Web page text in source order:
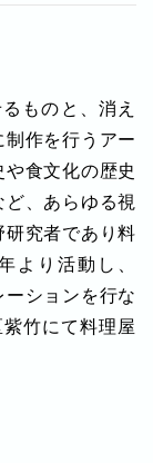
ものと、消え
作を行うアー
食文化の歴史
、あらゆる視
研究者であり料
より活動し、
ションを行な
竹にて料理屋